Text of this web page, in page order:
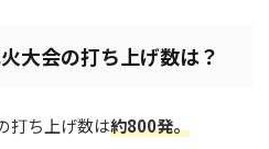
大会の打ち上げ数は？
打ち上げ数は約800発。